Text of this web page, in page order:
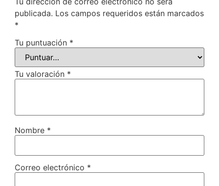
publicada. Los campos requeridos están marcados
*
Tu puntuación *
Tu valoración *
Nombre *
Correo electrónico *